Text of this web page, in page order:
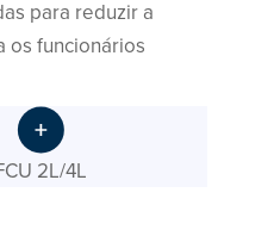
para reduzir a
os funcionários
2L/4L